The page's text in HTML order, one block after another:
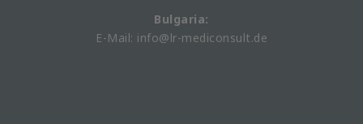
Bulgaria:
E-Mail: info@lr-mediconsult.de